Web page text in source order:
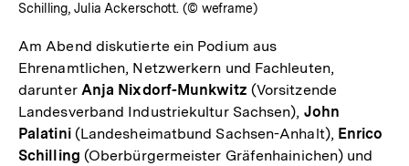
Schilling, Julia Ackerschott. (© weframe)
Am Abend diskutierte ein Podium aus
Ehrenamtlichen, Netzwerkern und Fachleuten,
darunter Anja Nixdorf-Munkwitz (Vorsitzende
Landesverband Industriekultur Sachsen), John
Palatini(Landesheimatbund Sachsen-Anhalt), Enrico
Schilling (Oberbürgermeister Gräfenhainichen) und